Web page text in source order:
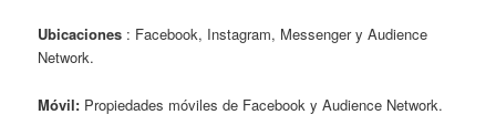
Ubicaciones : Facebook, Instagram, Messenger y Audience
Network.
Móvil: Propiedades móviles de Facebook y Audience Network.